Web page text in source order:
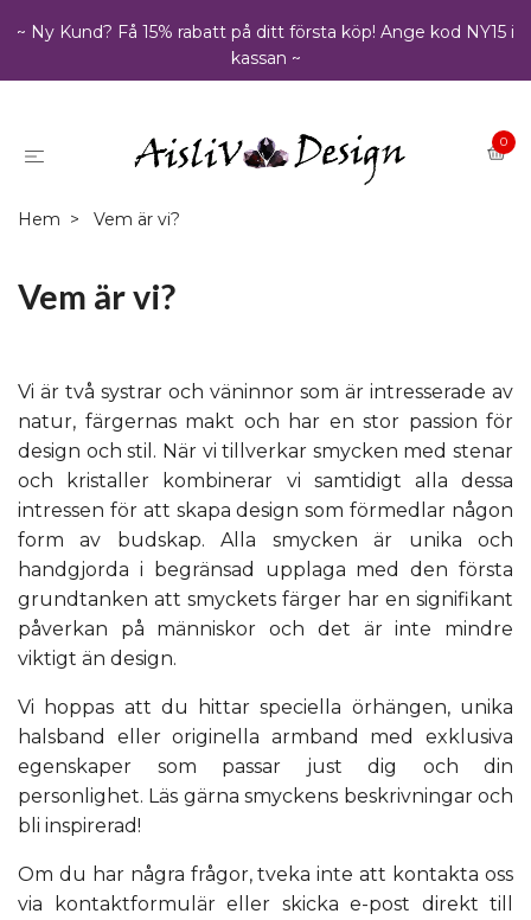
~ Ny Kund? Få 15% rabatt på ditt första köp! Ange kod NY15 i
kassan ~
0
Hem Vem är vi?
Vem är vi?
Vi är två systrar och väninnor som är intresserade av
natur, färgernas makt och har en stor passion för
design och stil. När vi tillverkar smycken med stenar
och kristaller kombinerar vi samtidigt alla dessa
intressen för att skapa design som förmedlar någon
form av budskap. Alla smycken är unika och
handgjorda i begränsad upplaga med den första
grundtanken att smyckets färger har en signifikant
påverkan på människor och det är inte mindre
viktigt än design.
Vi hoppas att du hittar speciella örhängen, unika
halsband eller originella armband med exklusiva
egenskaper som passar just dig och din
personlighet. Läs gärna smyckens beskrivningar och
bli inspirerad!
Om du har några frågor, tveka inte att kontakta oss
via kontaktformulär eller skicka e-post direkt till